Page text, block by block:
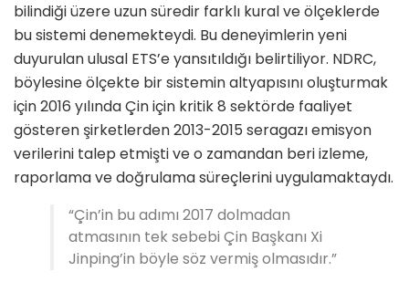
bilindiği üzere uzun süredir farklı kural ve ölçeklerde
bu sistemi denemekteydi. Bu deneyimlerin yeni
duyurulan ulusal ETS’e yansıtıldığı belirtiliyor. NDRC,
böylesine ölçekte bir sistemin altyapısını oluşturmak
için 2016 yılında Çin için kritik 8 sektörde faaliyet
gösteren şirketlerden 2013-2015 seragazı emisyon
verilerini talep etmişti ve o zamandan beri izleme,
raporlama ve doğrulama süreçlerini uygulamaktaydı.
“Çin’in bu adımı 2017 dolmadan
atmasının tek sebebi Çin Başkanı Xi
Jinping’in böyle söz vermiş olmasıdır.”